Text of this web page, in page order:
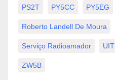
PS2T PY5CC PY5EG
Roberto Landell De Moura
Serviço Radioamador UIT
ZW5B